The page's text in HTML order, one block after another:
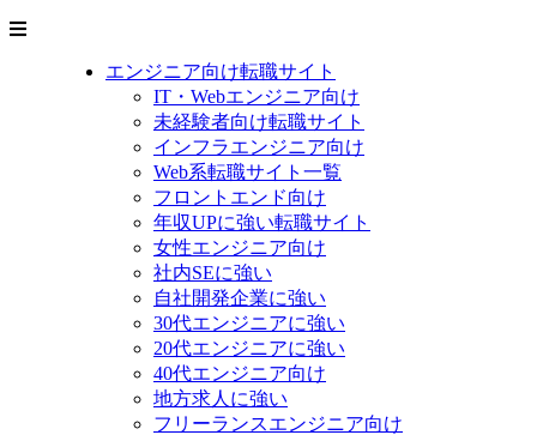
エンジニア向け転職サイト
IT・Webエンジニア向け
未経験者向け転職サイト
インフラエンジニア向け
Web系転職サイト一覧
フロントエンド向け
年収UPに強い転職サイト
女性エンジニア向け
社内SEに強い
自社開発企業に強い
30代エンジニアに強い
20代エンジニアに強い
40代エンジニア向け
地方求人に強い
フリーランスエンジニア向け